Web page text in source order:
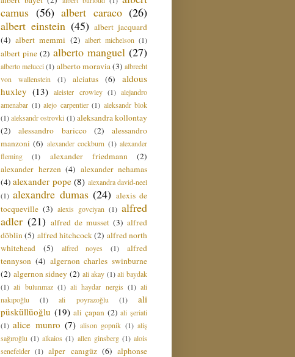
camus (56) albert caraco (26)
albert einstein (45) albert jacquard
(4) albert memmi (2) albert michelson (1)
albert pine (2) alberto manguel (27)
alberto melucci (1) alberto moravia (3) albrecht
von wallenstein
(1) alciatus (6)
aldous
huxley (13) aleister crowley (1) alejandro
amenabar (1) alejo carpentier (1) aleksandr blok
(1) aleksandr ostrovki (1) aleksandra kollontay
(2)
alessandro baricco (2)
alessandro
manzoni (6) alexander cockburn (1) alexander
fleming
(1) alexander friedmann
(2)
alexander herzen (4) alexander nehamas
(4) alexander pope (8) alexandra david-neel
(1) alexandre dumas (24) alexis de
tocqueville (3) alexis govciyan (1) alfred
adler (21) alfred de musset (3) alfred
döblin (5) alfred hitchcock(2) alfred north
whitehead
(5) alfred noyes (1)
alfred
tennyson (4) algernon charles swinburne
(2) algernon sidney (2) ali akay (1) ali baydak
(1) ali bulunmaz (1) ali haydar nergis (1) ali
nakıpoğlu
(1) ali poyrazoğlu (1)
ali
püsküllüoğlu (19) ali çapan (2) ali şeriati
(1) alice munro (7) alison gopnik (1) aliş
sağıroğlu (1) alkaios (1) allen ginsberg (1) alois
senefelder (1) alper canıgüz (6) alphonse